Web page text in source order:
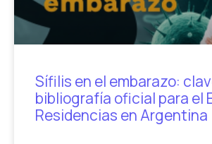
Sífilis en el embarazo:
bibliografía oficial para el
Residencias en Argentina